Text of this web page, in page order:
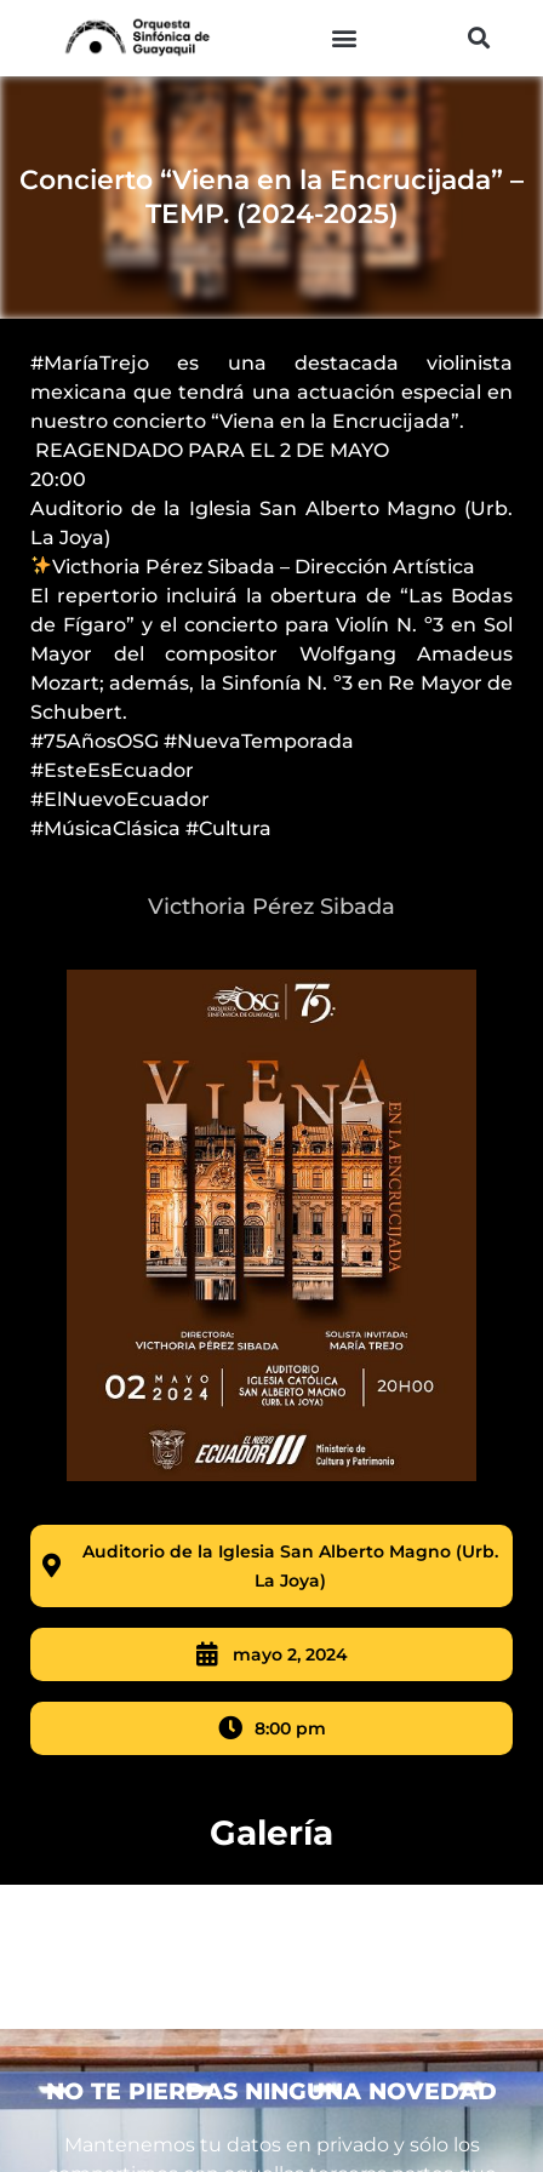
contenido
Concierto “Viena en la Encrucijada” –
TEMP. (2024-2025)
#MaríaTrejo es una destacada violinista
mexicana que tendrá una actuación especial en
nuestro concierto “Viena en la Encrucijada”.
️ REAGENDADO PARA EL 2 DE MAYO
20:00
Auditorio de la Iglesia San Alberto Magno (Urb.
La Joya)
Victhoria Pérez Sibada – Dirección Artística
El repertorio incluirá la obertura de “Las Bodas
de Fígaro” y el concierto para Violín N. º3 en Sol
Mayor del compositor Wolfgang Amadeus
Mozart; además, la Sinfonía N. º3 en Re Mayor de
Schubert.
#75AñosOSG #NuevaTemporada
#EsteEsEcuador
#ElNuevoEcuador
#MúsicaClásica #Cultura
Victhoria Pérez Sibada
Auditorio de la Iglesia San Alberto Magno (Urb.
La Joya)
mayo 2, 2024
8:00 pm
Galería
NO TE PIERDAS NINGUNA NOVEDAD
Mantenemos tu datos en privado y sólo los